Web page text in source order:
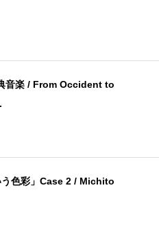
音楽 / From Occident to
う色彩」Case 2 / Michito